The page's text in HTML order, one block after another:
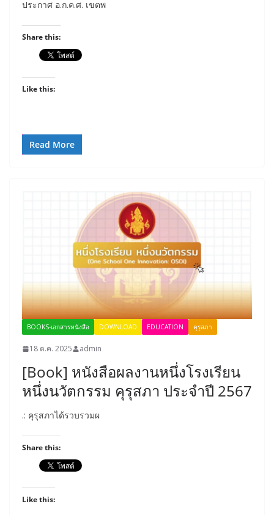
ประกาศ อ.ก.ค.ศ. เขตพ
Share this:
Like this:
Read More
BOOKS-เอกสารหนังสือ DOWNLOAD EDUCATION คุรุสภา
18 ต.ค. 2025 admin
[Book] หนังสือผลงานหนึ่งโรงเรียน
หนึ่งนวัตกรรม คุรุสภา ประจำปี 2567
.: คุรุสภาได้รวบรวมผ
Share this:
Like this: